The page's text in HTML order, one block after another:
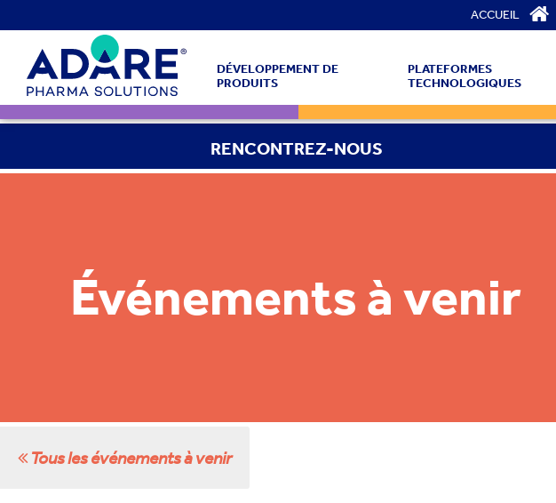
ACCUEIL
DÉVELOPPEMENT DE
PRODUITS
PLATEFORMES
TECHNOLOGIQUES
RENCONTREZ-NOUS
Événements à venir
Tous les événements à venir